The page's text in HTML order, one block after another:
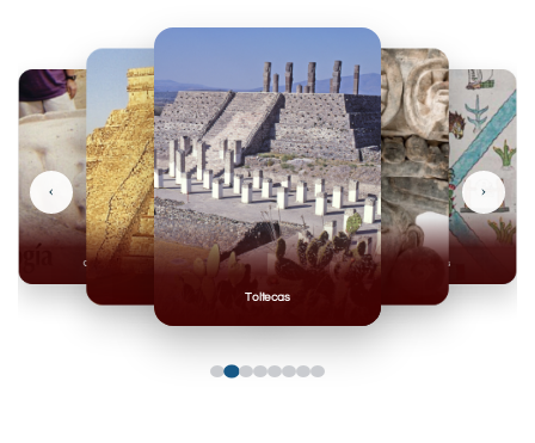
Toltecas
Mexicas
Olmecas
‹ ›